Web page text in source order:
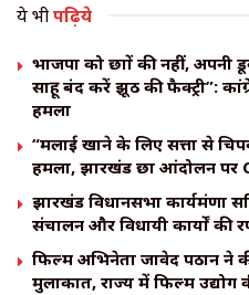
ये भीपढ़िये
भाजपा को छात्रों की नहीं,
साहू बंद करें झूठ की फैक्ट्री”:
हमला
“मलाई खाने के लिए सत्ता से
हमला, झारखंड छात्र आंदोलन पर
झारखंड विधानसभा
संचालन और विधायी कार्यों की
फिल्म अभिनेता जावेद पठान ने
मुलाकात, राज्य में फिल्म उद्योग